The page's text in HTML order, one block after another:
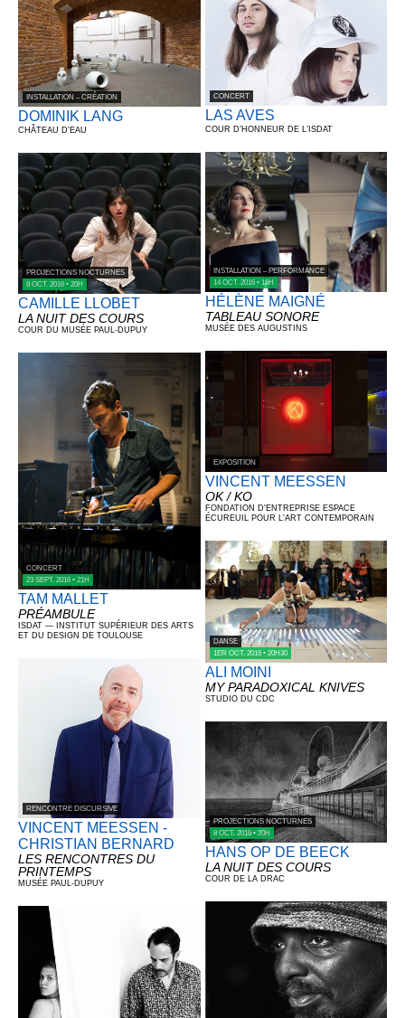
INSTALLATION – CRÉATION
DOMINIK LANG
CHÂTEAU D'EAU
PROJECTIONS NOCTURNES
8 OCT. 2016 • 20H
CAMILLE LLOBET
LA NUIT DES COURS
COUR DU MUSÉE PAUL-DUPUY
CONCERT
23 SEPT. 2016 • 21H
TAM MALLET
PRÉAMBULE
ISDAT — INSTITUT SUPÉRIEUR DES ARTS
ET DU DESIGN DE TOULOUSE
RENCONTRE DISCURSIVE
VINCENT MEESSEN -
CHRISTIAN BERNARD
LES RENCONTRES DU
PRINTEMPS
MUSÉE PAUL-DUPUY
CONCERT
LAS AVES
COUR D’HONNEUR DE L’ISDAT
INSTALLATION – PERFORMANCE
14 OCT. 2016 • 18H
HÉLÈNE MAIGNÉ
TABLEAU SONORE
MUSÉE DES AUGUSTINS
EXPOSITION
VINCENT MEESSEN
OK / KO
FONDATION D'ENTREPRISE ESPACE
ÉCUREUIL POUR L'ART CONTEMPORAIN
DANSE
1ER OCT. 2016 • 20H30
ALI MOINI
MY PARADOXICAL KNIVES
STUDIO DU CDC
PROJECTIONS NOCTURNES
8 OCT. 2016 • 20H
HANS OP DE BEECK
LA NUIT DES COURS
COUR DE LA DRAC